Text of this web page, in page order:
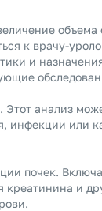
к врачу-
и
анализ
инфекции или
почек.
креатинина и